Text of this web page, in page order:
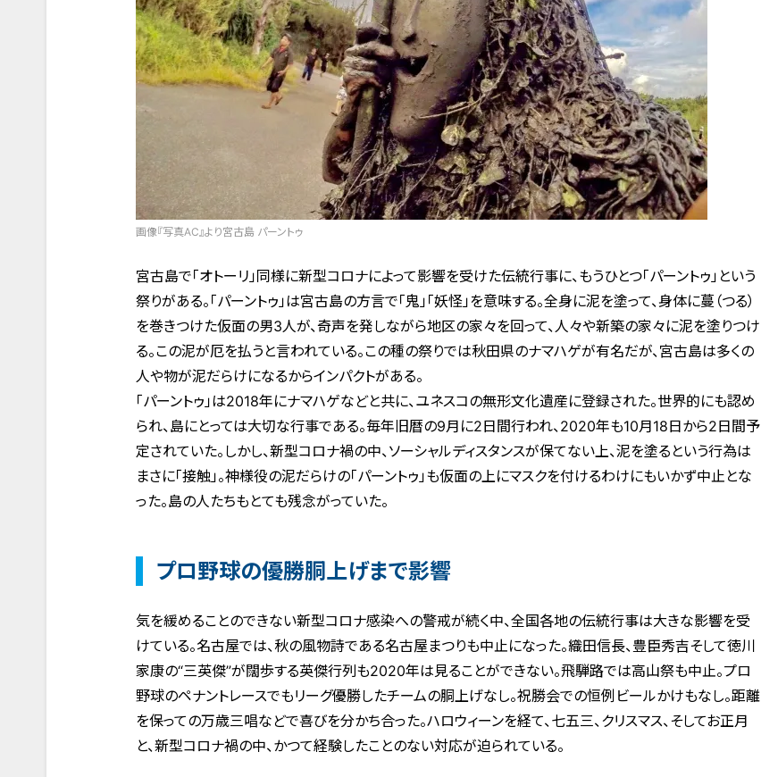
画像『写真AC』より宮古島 パーントゥ
宮古島で「オトーリ」同様に新型コロナによって影響を受けた伝統行事に、もうひとつ「パーントゥ」という
祭りがある。「パーントゥ」は宮古島の方言で「鬼」「妖怪」を意味する。全身に泥を塗って、身体に蔓（つる）
を巻きつけた仮面の男3人が、奇声を発しながら地区の家々を回って、人々や新築の家々に泥を塗りつけ
る。この泥が厄を払うと言われている。この種の祭りでは秋田県のナマハゲが有名だが、宮古島は多くの
人や物が泥だらけになるからインパクトがある。
「パーントゥ」は2018年にナマハゲなどと共に、ユネスコの無形文化遺産に登録された。世界的にも認め
られ、島にとっては大切な行事である。毎年旧暦の9月に2日間行われ、2020年も10月18日から2日間予
定されていた。しかし、新型コロナ禍の中、ソーシャルディスタンスが保てない上、泥を塗るという行為は
まさに「接触」。神様役の泥だらけの「パーントゥ」も仮面の上にマスクを付けるわけにもいかず中止とな
った。島の人たちもとても残念がっていた。
プロ野球の優勝胴上げまで影響
気を緩めることのできない新型コロナ感染への警戒が続く中、全国各地の伝統行事は大きな影響を受
けている。名古屋では、秋の風物詩である名古屋まつりも中止になった。織田信長、豊臣秀吉そして徳川
家康の“三英傑”が闊歩する英傑行列も2020年は見ることができない。飛騨路では高山祭も中止。プロ
野球のペナントレースでもリーグ優勝したチームの胴上げなし。祝勝会での恒例ビールかけもなし。距離
を保っての万歳三唱などで喜びを分かち合った。ハロウィーンを経て、七五三、クリスマス、そしてお正月
と、新型コロナ禍の中、かつて経験したことのない対応が迫られている。